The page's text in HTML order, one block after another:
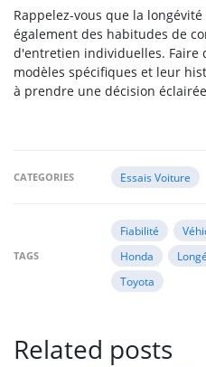
Rappelez-vous que la
également des habitudes de
d'entretien individuelles. Faire
modèles spécifiques et leur
à prendre une décision
CATEGORIES Essais Voiture
TAGS
Fiabilité
Honda
Toyota
Related posts